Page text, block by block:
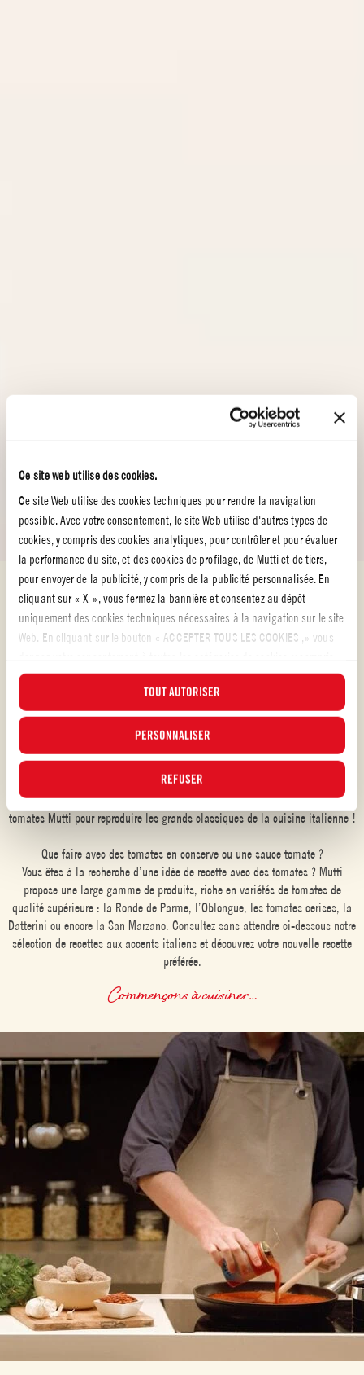
Ce site web utilise des cookies.
Ce site Web utilise des cookies techniques pour rendre la navigation
possible. Avec votre consentement, le site Web utilise d'autres types de
cookies, y compris des cookies analytiques, pour contrôler et pour évaluer
la performance du site, et des cookies de profilage, de Mutti et de tiers,
pour envoyer de la publicité, y compris de la publicité personnalisée. En
cliquant sur « X », vous fermez la bannière et consentez au dépôt
uniquement des cookies techniques nécessaires à la navigation sur le site
Web. En cliquant sur le bouton « ACCEPTER TOUS LES COOKIES ,» vous
les cookies analytiques et de profilage. Vous pouvez à tout moment choisir
les cookies auxquels vous souhaitez donner votre consentement et
consulter la liste actualisée des cookies en cliquant sur le bouton «
GÉRER ». Pour plus d'informations, veuillez lire notre
des cookies.
TOUT AUTORISER
PERSONNALISER
REFUSER
Nos recettes avec des tomates 100% italiennes
NOS RECETTES AVEC DES TOMATES
100% ITALIENNES
Découvrez nos recettes gourmandes
C’est l’heure de cuisiner avec Mutti !
Préparons des recettes avec des tomates absolument délicieuses en
revisitant les classiques de la gastronomie italienne ! Avec Mutti, il y en a
pour tous les goûts et toutes les envies. Retrouvez nos recettes à base de
pulpe de tomates, de purée de tomates, tomates pelées, concentré de
tomates, sauce pizza et bien d’autres conserves de tomates et sauces
tomates Mutti pour reproduire les grands classiques de la cuisine italienne !
Que faire avec des tomates en conserve ou une sauce tomate ?
Vous êtes à la recherche d’une idée de recette avec des tomates ? Mutti
propose une large gamme de produits, riche en variétés de tomates de
qualité supérieure : la Ronde de Parme, l’Oblongue, les tomates cerises, la
Datterini ou encore la San Marzano. Consultez sans attendre ci-dessous notre
sélection de recettes aux accents italiens et découvrez votre nouvelle recette
préférée.
Commençons à cuisiner…